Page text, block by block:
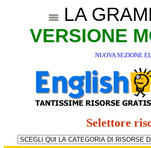
LA
VERSIONE
NUOVA SEZIONE
Selettore